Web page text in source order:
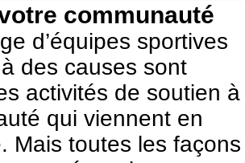
communauté
d’équipes sportives
des causes sont
activités de soutien à
qui viennent en
Mais toutes les façons